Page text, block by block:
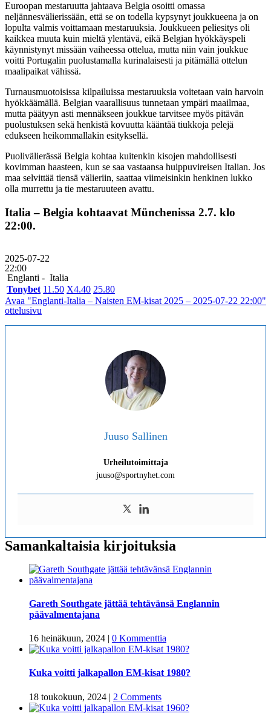
Euroopan mestaruutta jahtaava Belgia osoitti omassa
neljännesvälierissään, että se on todella kypsynyt joukkueena ja on
lopulta valmis voittamaan mestaruuksia. Joukkueen peliesitys oli
kaikkea muuta kuin mieltä ylentävä, eikä Belgian hyökkäyspeli
käynnistynyt missään vaiheessa ottelua, mutta niin vain joukkue
voitti Portugalin puolustamalla kurinalaisesti ja pitämällä ottelun
maalipaikat vähissä.
Turnausmuotoisissa kilpailuissa mestaruuksia voitetaan vain harvoin
hyökkäämällä. Belgian vaarallisuus tunnetaan ympäri maailmaa,
mutta päätyyn asti mennäkseen joukkue tarvitsee myös pitävän
puolustuksen sekä henkistä kovuutta kääntää tiukkoja pelejä
edukseen heikommallakin esityksellä.
Puolivälierässä Belgia kohtaa kuitenkin kisojen mahdollisesti
kovimman haasteen, kun se saa vastaansa huippuvireisen Italian. Jos
maa selvittää tiensä välieriin, saattaa viimeisinkin henkinen lukko
olla murrettu ja tie mestaruuteen avattu.
Italia – Belgia kohtaavat Münchenissa 2.7. klo
22:00.
2025-07-22
22:00
Englanti - Italia
Tonybet 11.50 X4.40 25.80
Avaa "Englanti-Italia – Naisten EM-kisat 2025 – 2025-07-22 22:00"
ottelusivu
Juuso Sallinen
Urheilutoimittaja
juuso@sportnyhet.com
Samankaltaisia kirjoituksia
Gareth Southgate jättää tehtävänsä Englannin
päävalmentajana
16 heinäkuun, 2024 | 0 Kommenttia
Kuka voitti jalkapallon EM-kisat 1980?
18 toukokuun, 2024 | 2 Comments